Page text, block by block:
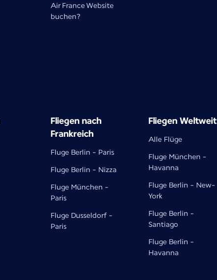
Air France Website
buchen?
Fliegen nach
Frankreich
Fluge Berlin - Paris
Fluge Berlin - Nizza
Fluge München -
Paris
Fluge Dusseldorf -
Paris
Fliegen Weltweit
Alle Flüge
Fluge München -
Havanna
Fluge Berlin - New-
York
Fluge Berlin -
Santiago
Fluge Berlin -
Havanna